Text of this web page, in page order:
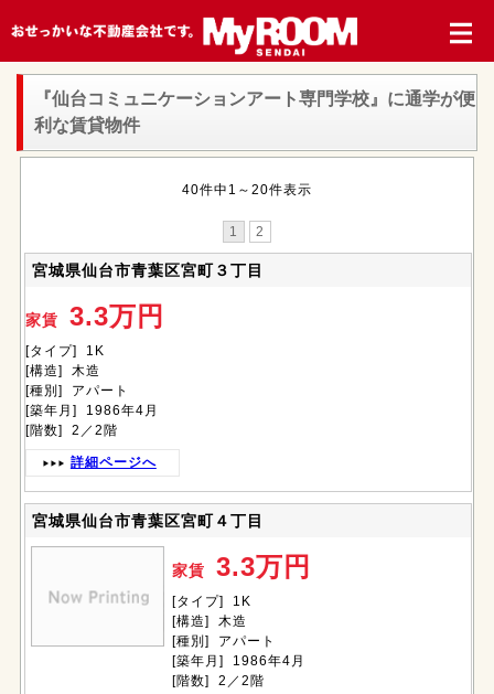
『仙台コミュニケーションアート専門学校』 に通学が便
利な賃貸物件
40件中1～20件表示
1 2
宮城県仙台市青葉区宮町３丁目
家賃 3.3万円
[タイプ] 1K
[構造] 木造
[種別] アパート
[築年月] 1986年4月
[階数] 2／2階
詳細ページへ
宮城県仙台市青葉区宮町４丁目
家賃3.3万円
[タイプ] 1K
[構造] 木造
[種別] アパート
[築年月] 1986年4月
[階数] 2／2階